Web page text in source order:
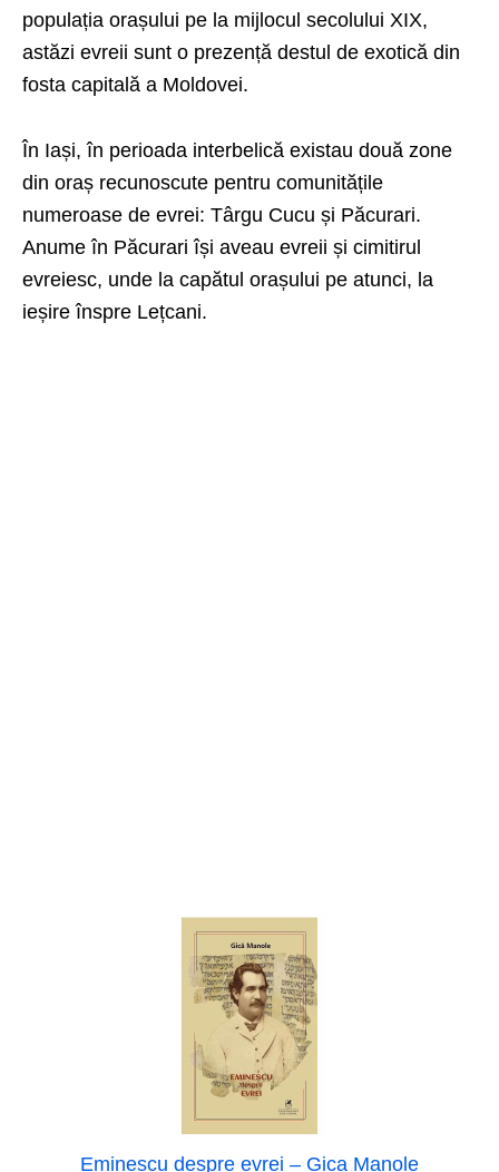
populația orașului pe la mijlocul secolului XIX,
astăzi evreii sunt o prezență destul de exotică din
fosta capitală a Moldovei.
În Iași, în perioada interbelică existau două zone
din oraș recunoscute pentru comunitățile
numeroase de evrei: Târgu Cucu și Păcurari.
Anume în Păcurari își aveau evreii și cimitirul
evreiesc, unde la capătul orașului pe atunci, la
ieșire înspre Lețcani.
Eminescu despre evrei – Gica Manole